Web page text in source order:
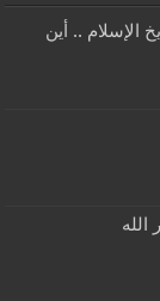
الإسلام .. أين